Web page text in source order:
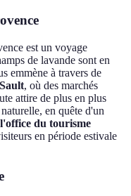
est un voyage
de lavande sont en
emmène à travers de
Sault, où des marchés
attire de plus en plus
en quête d'un
du tourisme
en période estivale